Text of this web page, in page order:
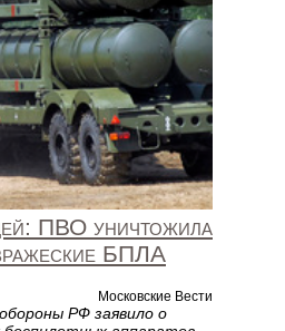
ПВО уничтожила
БПЛА
Московские Вести
РФ заявило о